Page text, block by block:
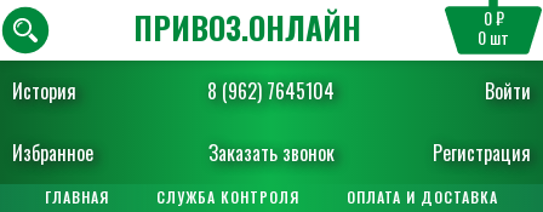
История 8 (962) 7645104 Войти
Избранное Заказать звонок Регистрация
ПРИВОЗ.ОНЛАЙН 0 ₽
0шт
ГЛАВНАЯ СЛУЖБА КОНТРОЛЯ
ОПЛАТА И ДОСТАВКА